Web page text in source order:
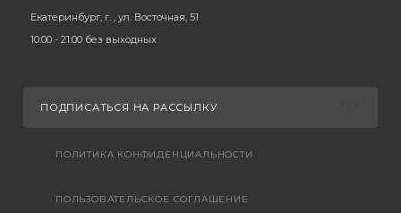
Екатеринбург, г. , ул. Восточная, 51
10:00 - 21:00 без выходных
ПОДПИСАТЬСЯ НА РАССЫЛКУ
ПОЛИТИКА КОНФИДЕНЦИАЛЬНОСТИ
ПОЛЬЗОВАТЕЛЬСКОЕ СОГЛАШЕНИЕ